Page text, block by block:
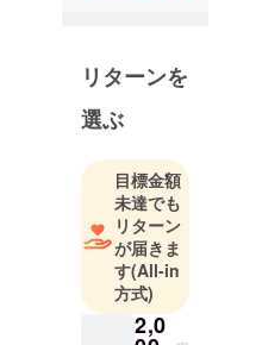
す。
プロジェク
トの企画立
ページ作
成、支援の
呼びかけま
でトータル
サポートい
たしますの
で、お気軽
リターンを
選ぶ
目標金額
未達でも
リターン
が届きま
す(All-in
方式)
2,0